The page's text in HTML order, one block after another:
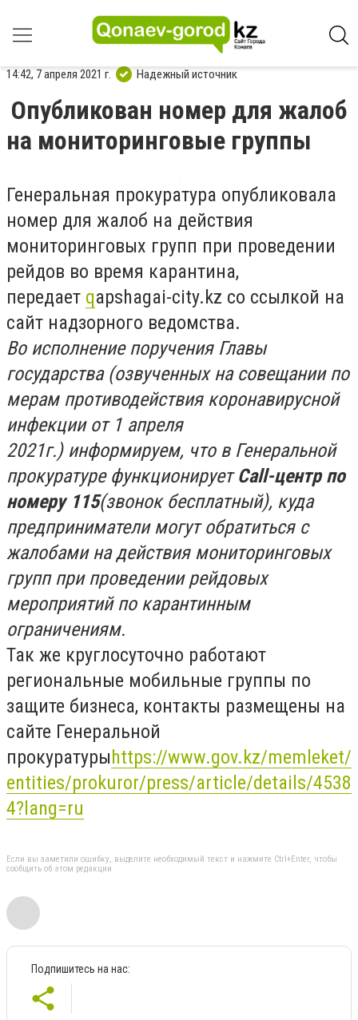
14:42, 7 апреля 2021 г. Надежный источник
Опубликован номер для жалоб
на мониторинговые группы
Генеральная прокуратура опубликовала
номер для жалоб на действия
мониторинговых групп при проведении
рейдов во время карантина,
передает qapshagai-city.kz со ссылкой на
сайт надзорного ведомства.
Во исполнение поручения Главы
государства (озвученных на совещании по
мерам противодействия коронавирусной
инфекции от 1 апреля
2021г.) информируем, что в Генеральной
прокуратуре функционируетСall-центр по
номеру 115(звонок бесплатный), куда
предприниматели могут обратиться с
жалобами на действия мониторинговых
групп при проведении рейдовых
мероприятий по карантинным
ограничениям.
Так же круглосуточно работают
региональные мобильные группы по
защите бизнеса, контакты размещены на
сайте Генеральной
прокуратуры https://www.gov.kz/memleket/
entities/prokuror/press/article/details/4538
4?lang=ru
Если вы заметили ошибку, выделите необходимый текст и нажмите Ctrl+Enter, чтобы
сообщить об этом редакции
Подпишитесь на нас: